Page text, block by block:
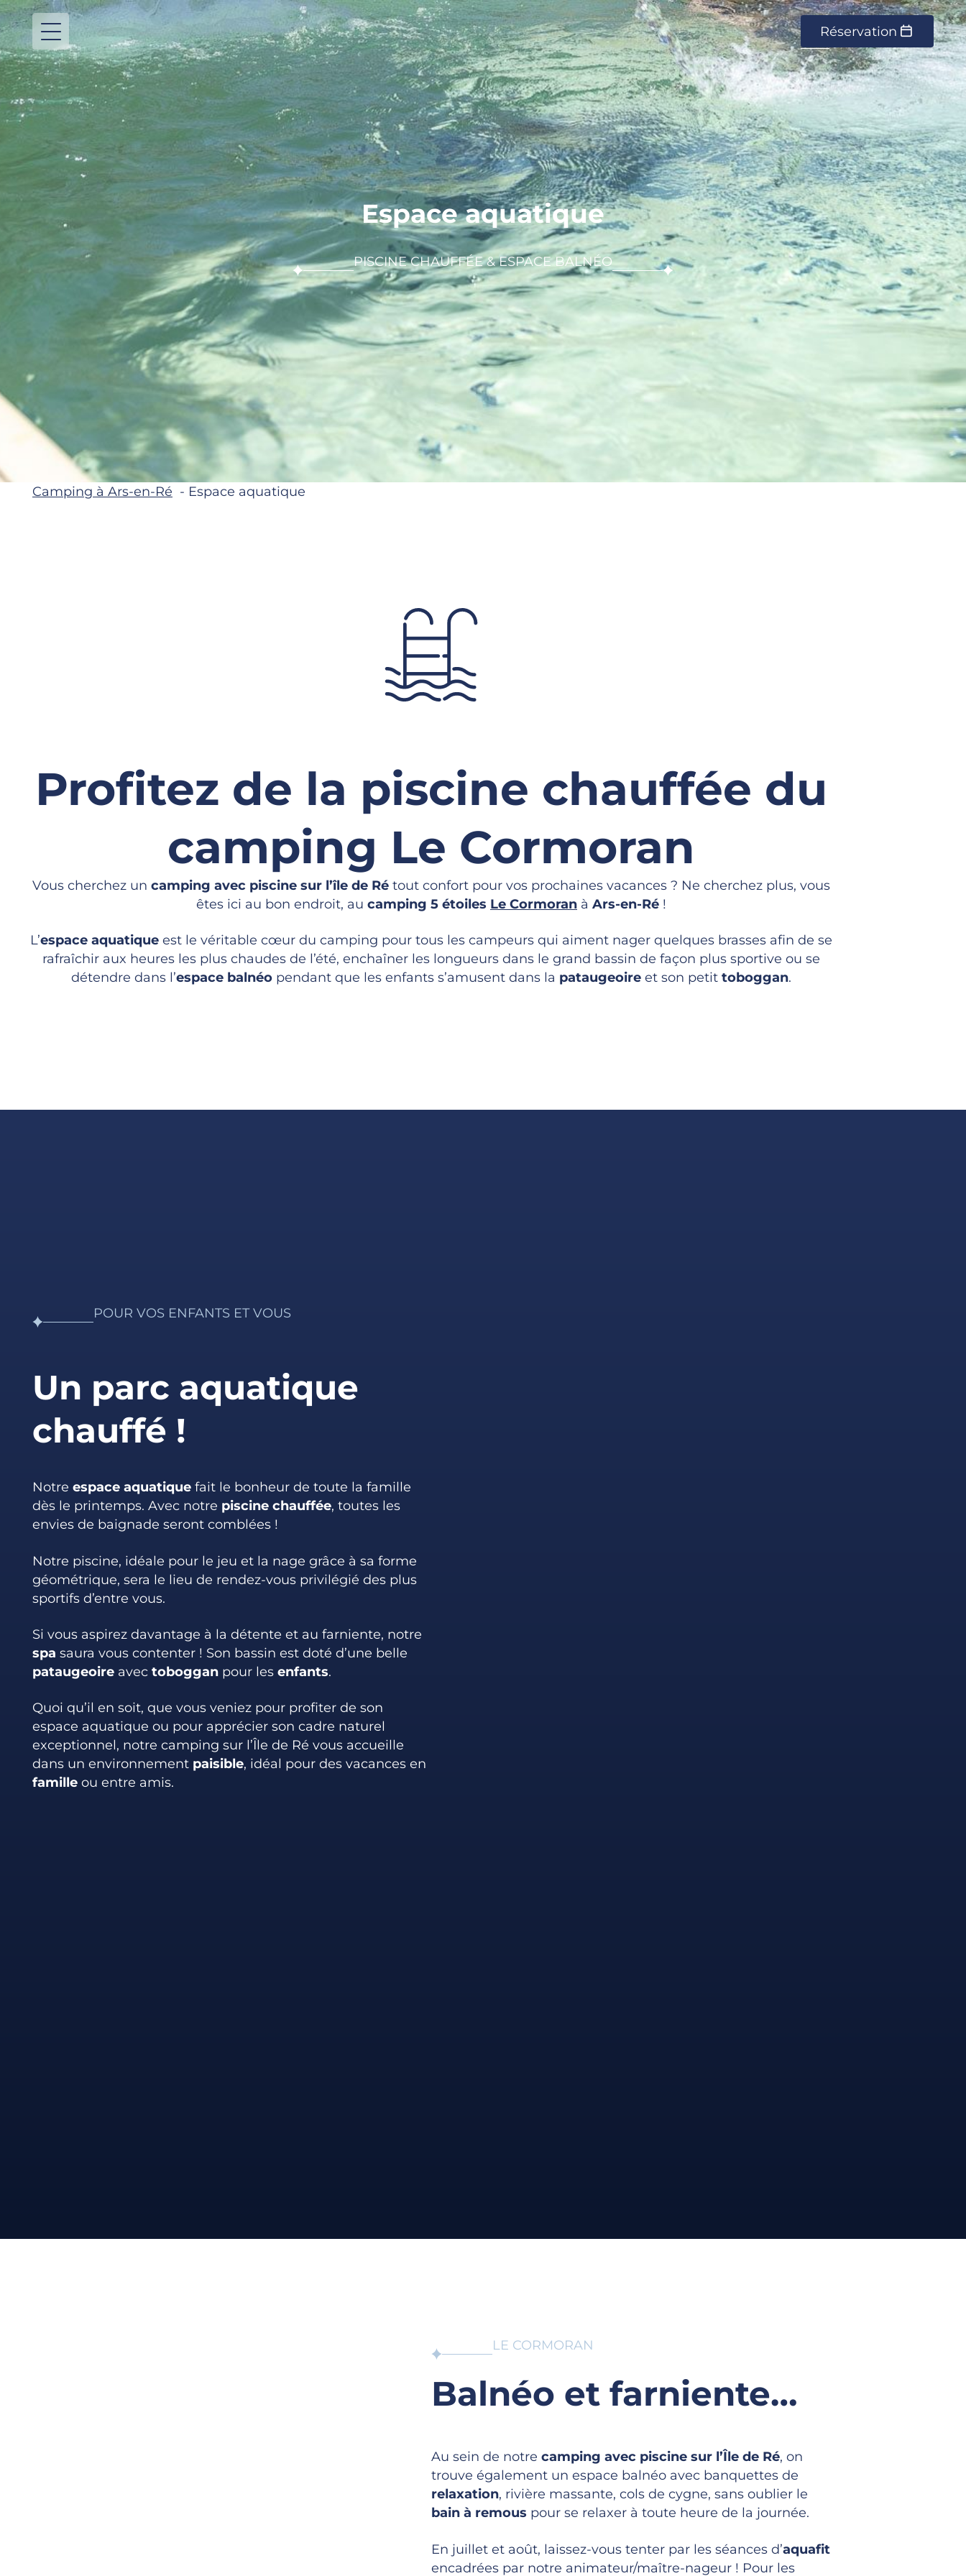
Réservation
Espace aquatique
PISCINE CHAUFFÉE & ESPACE BALNÉO
Camping à Ars-en-Ré Espace aquatique
Profitez de la piscine chauffée du
camping Le Cormoran
Vous cherchez un camping avec piscine sur l’île de Ré tout confort pour vos prochaines vacances ? Ne cherchez plus, vous
êtes ici au bon endroit, au camping 5 étoiles Le Cormoran à Ars-en-Ré !
L’espace aquatique est le véritable cœur du camping pour tous les campeurs qui aiment nager quelques brasses afin de se
rafraîchir aux heures les plus chaudes de l’été, enchaîner les longueurs dans le grand bassin de façon plus sportive ou se
détendre dans l’espace balnéo pendant que les enfants s’amusent dans la pataugeoire et son petit toboggan.
POUR VOS ENFANTS ET VOUS
Un parc aquatique
chauffé !
Notre espace aquatique fait le bonheur de toute la famille
dès le printemps. Avec notre piscine chauffée, toutes les
envies de baignade seront comblées !
Notre piscine, idéale pour le jeu et la nage grâce à sa forme
géométrique, sera le lieu de rendez-vous privilégié des plus
sportifs d’entre vous.
Si vous aspirez davantage à la détente et au farniente, notre
spa saura vous contenter ! Son bassin est doté d’une belle
pataugeoire avec toboggan pour les enfants.
Quoi qu’il en soit, que vous veniez pour profiter de son
espace aquatique ou pour apprécier son cadre naturel
exceptionnel, notre camping sur l’Île de Ré vous accueille
dans un environnement paisible, idéal pour des vacances en
famille ou entre amis.
LE CORMORAN
Balnéo et farniente…
Au sein de notre camping avec piscine sur l’Île de Ré, on
trouve également un espace balnéo avec banquettes de
relaxation, rivière massante, cols de cygne, sans oublier le
bain à remous pour se relaxer à toute heure de la journée.
En juillet et août, laissez-vous tenter par les séances d’aquafit
encadrées par notre animateur/maître-nageur ! Pour les